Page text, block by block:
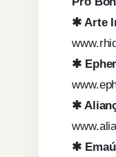
✱ Arte
✱
✱
✱